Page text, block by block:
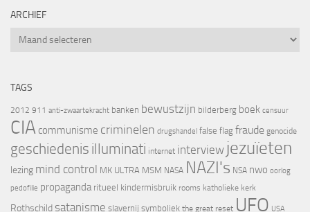
ARCHIEF
Archief
TAGS
2012 911 anti-zwaartekracht banken bewustzijn bilderberg boek censuur
CIA communisme criminelen drugshandel false flag fraude genocide
geschiedenis illuminati internet interview jezuïeten
lezing mind control MK ULTRA MSM NASA NAZI's NSA nwo oorlog
pedofilie propaganda ritueel kindermisbruik rooms katholieke kerk
Rothschild satanisme slavernij symboliek the great reset UFO USA